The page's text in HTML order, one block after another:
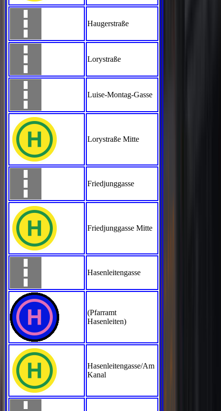
Haugerstraße
Lorystraße
Luise-Montag-Gasse
Lorystraße Mitte
Friedjunggasse
Friedjunggasse Mitte
Hasenleitengasse
(Pfarramt
Hasenleiten)
Hasenleitengasse/Am
Kanal